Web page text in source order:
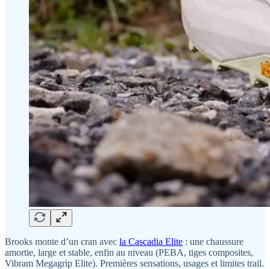
Brooks monte d’un cran avec la Cascadia Elite : une chaussure
amortie, large et stable, enfin au niveau (PEBA, tiges composites,
Vibram Megagrip Elite). Premières sensations, usages et limites trail.